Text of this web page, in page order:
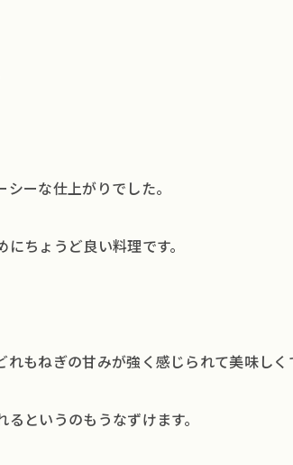
ーな仕上がりでした。
ちょうど良い料理です。
もねぎの甘みが強く感じられて美味しく
というのもうなずけます。